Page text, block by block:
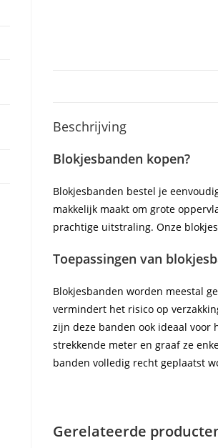
Beschrijving
Blokjesbanden kopen?
Blokjesbanden bestel je
makkelijk maakt om grote
prachtige uitstraling. Onze
Toepassingen van
Blokjesbanden worden meestal
vermindert het risico op
zijn deze banden ook ideaal
strekkende meter en graaf ze
banden volledig recht geplaatst
Gerelateerde